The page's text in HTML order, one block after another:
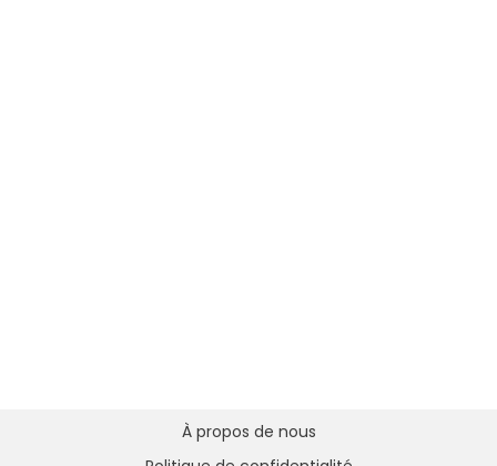
À propos de nous